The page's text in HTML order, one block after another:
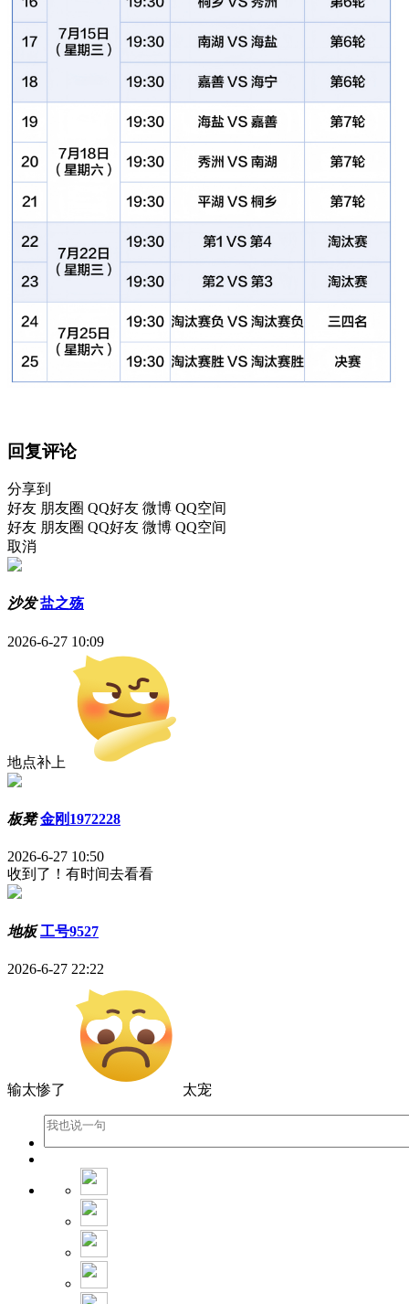
回复评论
分享到
好友 朋友圈 QQ好友 微博 QQ空间
好友 朋友圈 QQ好友 微博 QQ空间
取消
沙发 盐之殇
2026-6-27 10:09
地点补上
板凳 金刚1972228
2026-6-27 10:50
收到了！有时间去看看
地板 工号9527
2026-6-27 22:22
输太惨了 太宠